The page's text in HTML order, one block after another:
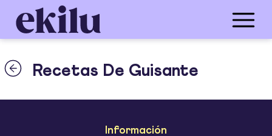
Recetas De Guisante
Información